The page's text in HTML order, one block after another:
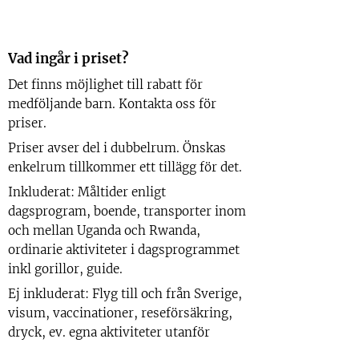
Vad ingår i priset?
Det finns möjlighet till rabatt för
medföljande barn. Kontakta oss för
priser.
Priser avser del i dubbelrum. Önskas
enkelrum tillkommer ett tillägg för det.
Inkluderat: Måltider enligt
dagsprogram, boende, transporter inom
och mellan Uganda och Rwanda,
ordinarie aktiviteter i dagsprogrammet
inkl gorillor, guide.
Ej inkluderat: Flyg till och från Sverige,
visum, vaccinationer, reseförsäkring,
dryck, ev. egna aktiviteter utanför